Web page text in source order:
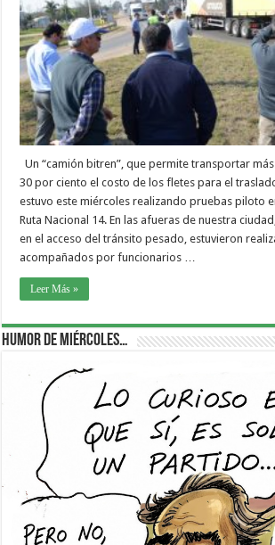
Un “camión bitren”, que permite transportar
30 por ciento el costo de los fletes para el
estuvo este miércoles realizando pruebas piloto
Ruta Nacional 14. En las afueras de nuestra
en el acceso del tránsito pesado, estuvieron
acompañados por funcionarios …
Leer Más »
Humor de Miércoles…